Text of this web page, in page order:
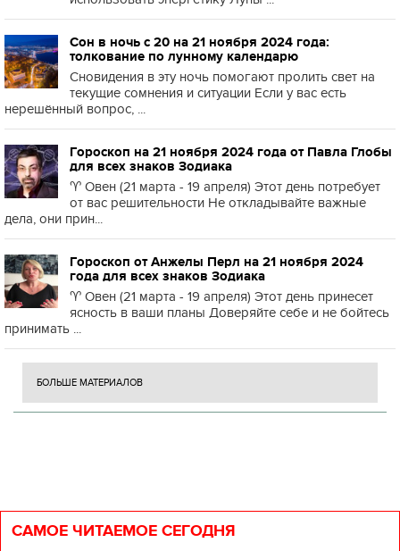
Сон в ночь с 20 на 21 ноября 2024 года:
толкование по лунному календарю
Сновидения в эту ночь помогают пролить свет на
текущие сомнения и ситуации Если у вас есть
нерешённый вопрос, ...
Гороскоп на 21 ноября 2024 года от Павла Глобы
для всех знаков Зодиака
♈️ Овен (21 марта - 19 апреля) Этот день потребует
от вас решительности Не откладывайте важные
дела, они прин...
Гороскоп от Анжелы Перл на 21 ноября 2024
года для всех знаков Зодиака
♈️ Овен (21 марта - 19 апреля) Этот день принесет
ясность в ваши планы Доверяйте себе и не бойтесь
принимать ...
БОЛЬШЕ МАТЕРИАЛОВ
САМОЕ ЧИТАЕМОЕ СЕГОДНЯ